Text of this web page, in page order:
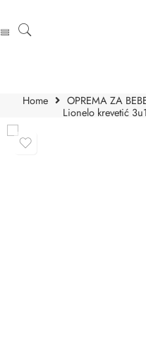
Home OPREMA ZA
Lionelo krevetić